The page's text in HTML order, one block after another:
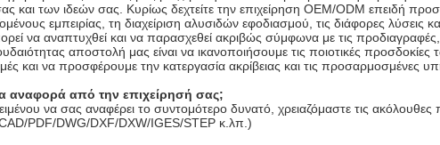
και των ιδεών σας. Κυρίως δεχτείτε την επιχείρηση OEM/ODM επειδή
εμπειρίας, τη διαχείριση αλυσιδών εφοδιασμού, τις διάφορες λύσεις
να αναπτυχθεί και να παρασχεθεί ακριβώς σύμφωνα με τις προδιαγραφές,
αποστολή μας είναι να ικανοποιήσουμε τις ποιοτικές
και να προσφέρουμε την κατεργασία ακρίβειας και τις προσαρμοσμένες
από την επιχείρησή σας;
να σας αναφέρει το συντομότερο δυνατό, χρειαζόμαστε τις ακόλουθες
PDF/DWG/DXF/DXW/IGES/STEP κ.λπ.)